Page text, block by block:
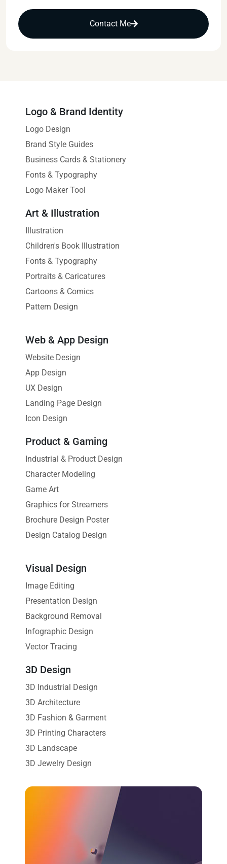
Contact Me
Logo & Brand Identity
Logo Design
Brand Style Guides
Business Cards & Stationery
Fonts & Typography
Logo Maker Tool
Art & Illustration
Illustration
Children's Book Illustration
Fonts & Typography
Portraits & Caricatures
Cartoons & Comics
Pattern Design
Web & App Design
Website Design
App Design
UX Design
Landing Page Design
Icon Design
Product & Gaming
Industrial & Product Design
Character Modeling
Game Art
Graphics for Streamers
Brochure Design Poster
Design Catalog Design
Visual Design
Image Editing
Presentation Design
Background Removal
Infographic Design
Vector Tracing
3D Design
3D Industrial Design
3D Architecture
3D Fashion & Garment
3D Printing Characters
3D Landscape
3D Jewelry Design